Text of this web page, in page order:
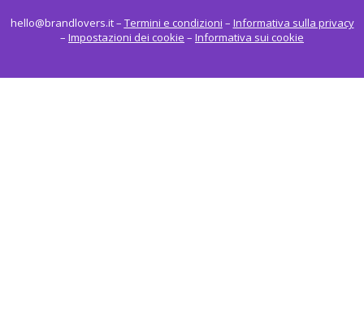
hello@brandlovers.it– Termini e condizioni – Informativa sulla privacy
– Impostazioni dei cookie – Informativa sui cookie